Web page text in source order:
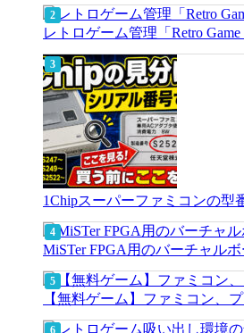
レトロゲーム管理「Retro
1Chipスーパーファミコンの型
MiSTer FPGA用のバーチャル
【無料ゲーム】ファミコン、